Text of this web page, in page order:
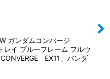
ガンダムコンバージ
レイ ブルーフレーム フルウ
EX11」バンダ